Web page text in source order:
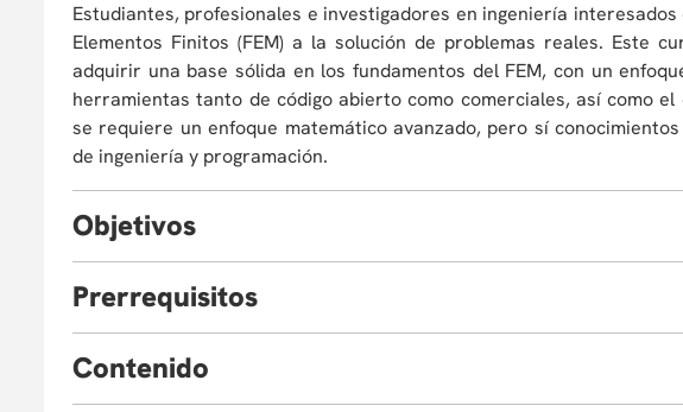
Estudiantes, profesionales e investigadores en ingeniería
Elementos Finitos (FEM) a la solución de problemas reales. Este
adquirir una base sólida en los fundamentos del FEM, con un
herramientas tanto de código abierto como comerciales, así como
se requiere un enfoque matemático avanzado, pero sí
de ingeniería y programación.
Objetivos
coordenadas.
Prerrequisitos
Contenido